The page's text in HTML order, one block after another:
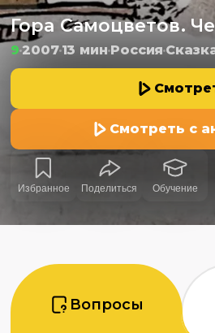
Гора Самоцветов.
9 200713 мин Россия
Смотреть с
Избранное Поделиться Обучение
Вопросы